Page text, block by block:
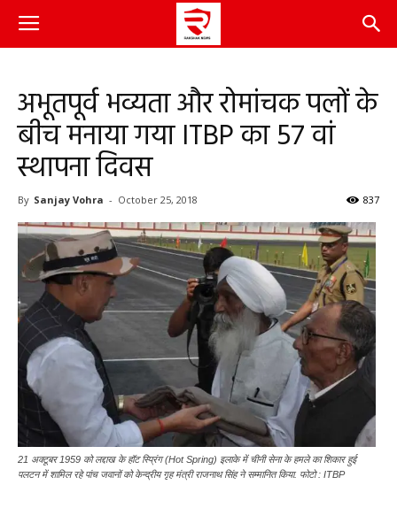
अभूतपूर्व भव्यता और रोमांचक पलों के
बीच मनाया गया ITBP का 57 वां
स्थापना दिवस
By Sanjay Vohra - October 25, 2018 837
21 अक्टूबर 1959 को लद्दाख के हॉट स्प्रिंग (Hot Spring) इलाके में चीनी सेना के हमले का शिकार हुई
पलटन में शामिल रहे पांच जवानों को केन्द्रीय गृह मंत्री राजनाथ सिंह ने सम्मानित किया. फोटो : ITBP